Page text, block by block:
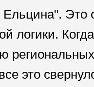
Это
логики.
это